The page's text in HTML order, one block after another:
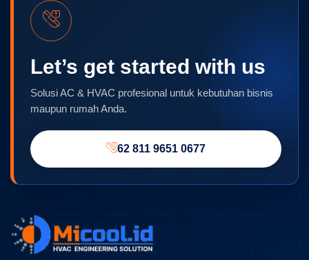
Let’s get started with us
Solusi AC & HVAC profesional untuk kebutuhan bisnis
maupun rumah Anda.
62 811 9651 0677